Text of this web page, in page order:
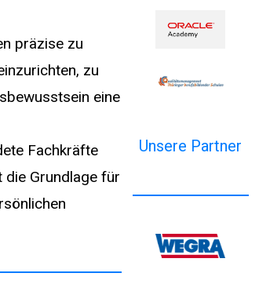
präzise zu
zu
eine
Fachkräfte
die Grundlage für
Unsere Partner